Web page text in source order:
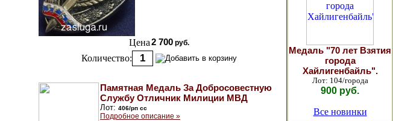
Цена2 700 руб.
Количество:
Памятная Медаль За Добросовестную
Службу Отличник Милиции МВД
Лот: 406/рп сс
Подробное описание »
Медаль "70 лет Взятия
города
Хайлигенбайль".
Лот: 104/города
900 руб.
Все новинки